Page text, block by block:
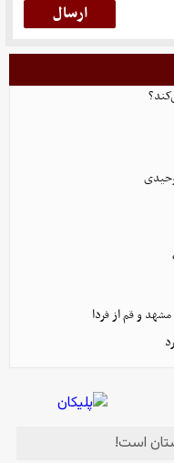
و قم از فردا